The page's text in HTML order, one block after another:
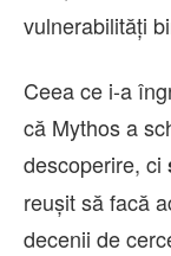
vulnerabilități
Ceea ce i-a
că Mythos a
descoperire, ci
reușit să facă
decenii de